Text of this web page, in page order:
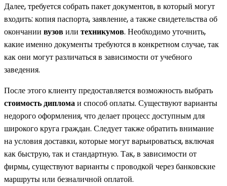
Далее, требуется собрать пакет документов, в который могут
входить: копия паспорта, заявление, а также свидетельства об
окончании вузовили техникумов. Необходимо уточнить,
какие именно документы требуются в конкретном случае, так
как они могут различаться в зависимости от учебного
заведения.
После этого клиенту предоставляется возможность выбрать
стоимость дипломаи способ оплаты. Существуют варианты
недорого оформления, что делает процесс доступным для
широкого круга граждан. Следует также обратить внимание
на условия доставки, которые могут варьироваться, включая
как быструю, так и стандартную. Так, в зависимости от
фирмы, существуют варианты с проводкой через банковские
маршруты или безналичной оплатой.